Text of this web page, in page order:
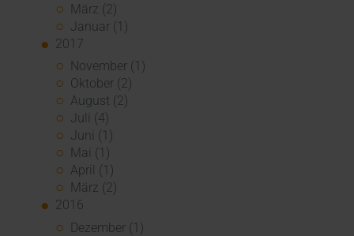
März (2)
Januar (1)
2017
November (1)
Oktober (2)
August (2)
Juli (4)
Juni (1)
Mai (1)
April (1)
März (2)
2016
Dezember (1)